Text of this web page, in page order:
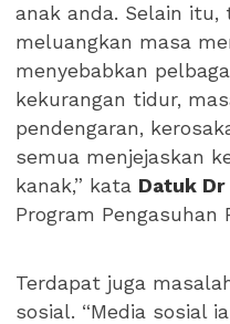
anak anda. Selain itu,
meluangkan masa
menyebabkan
kekurangan tidur,
pendengaran,
semua menjejaskan
kanak,” kata Datuk
Program Pengasuhan
Terdapat juga
sosial. “Media sosial